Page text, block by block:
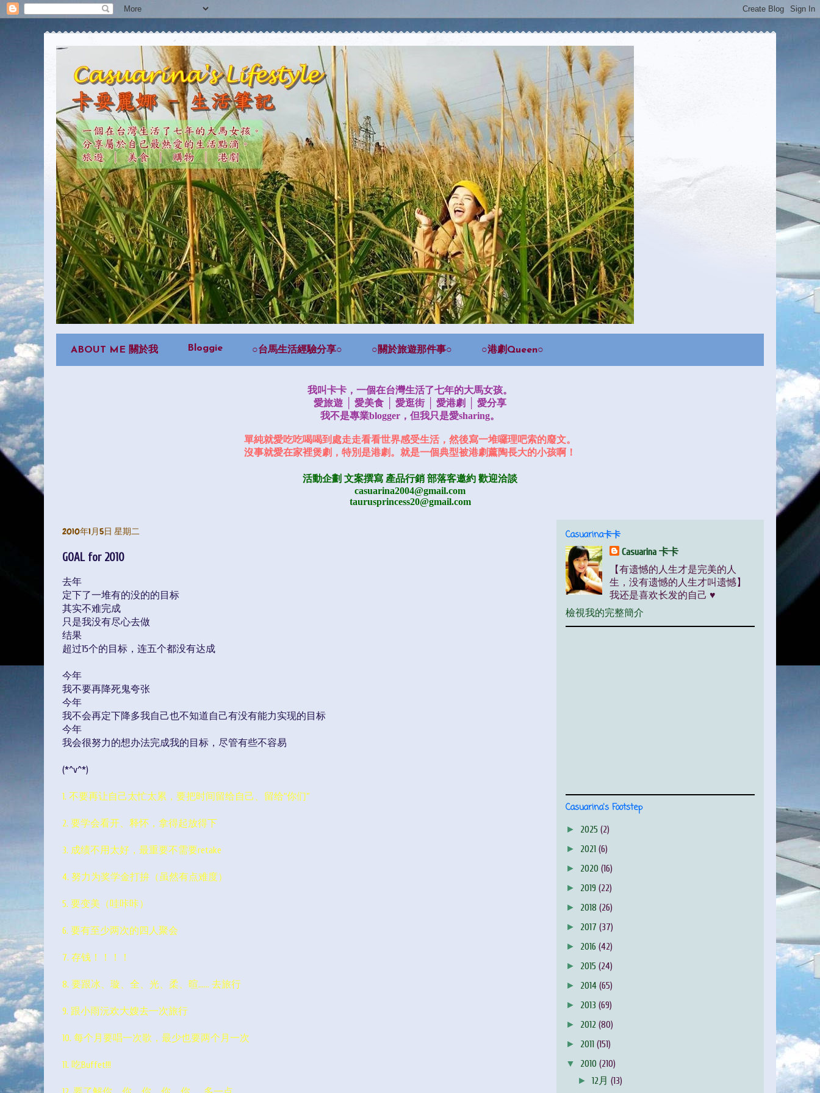
ABOUT ME 關於我 Bloggie ○台馬生活經驗分享○ ○關於旅遊那件事○ ○港劇Queen○
我叫卡卡，一個在台灣生活了七年的大馬女孩。
愛旅遊 │ 愛美食 │ 愛逛街 │ 愛港劇 │ 愛分享
我不是專業blogger，但我只是愛sharing。
單純就愛吃吃喝喝到處走走看看世界感受生活，然後寫一堆囉理吧索的廢文。
沒事就愛在家裡煲劇，特別是港劇。就是一個典型被港劇薰陶長大的小孩啊！
活動企劃 文案撰寫 產品行銷 部落客邀約 歡迎洽談
casuarina2004@gmail.com
taurusprincess20@gmail.com
2010年1月5日 星期二
GOAL for 2010
去年
定下了一堆有的没的的目标
其实不难完成
只是我没有尽心去做
结果
超过15个的目标，连五个都没有达成
今年
我不要再降死鬼夸张
今年
我不会再定下降多我自己也不知道自己有没有能力实现的目标
今年
我会很努力的想办法完成我的目标，尽管有些不容易
(*^v^*)
1. 不要再让自己太忙太累，要把时间留给自己、留给“你们”
2. 要学会看开、释怀，拿得起放得下
3. 成绩不用太好，最重要不需要retake
4. 努力为奖学金打拚（虽然有点难度）
5. 要变美（哇咔咔）
6. 要有至少两次的四人聚会
7. 存钱！！！！
8. 要跟冰、璇、全、光、柔、暄…… 去旅行
9. 跟小雨沅欢大嫂去一次旅行
10. 每个月要唱一次歌，最少也要两个月一次
11. 吃Buffet!!!
Casuarina卡卡
Casuarina 卡卡
【有遗憾的人生才是完美的人
生，没有遗憾的人生才叫遗憾】
我还是喜欢长发的自己 ♥
檢視我的完整簡介
Casuarina's Footstep
► 2025 (2)
► 2021 (6)
► 2020 (16)
► 2019 (22)
► 2018 (26)
► 2017 (37)
► 2016 (42)
► 2015 (24)
► 2014 (65)
► 2013 (69)
► 2012 (80)
► 2011 (151)
▼ 2010 (210)
►12月(13)